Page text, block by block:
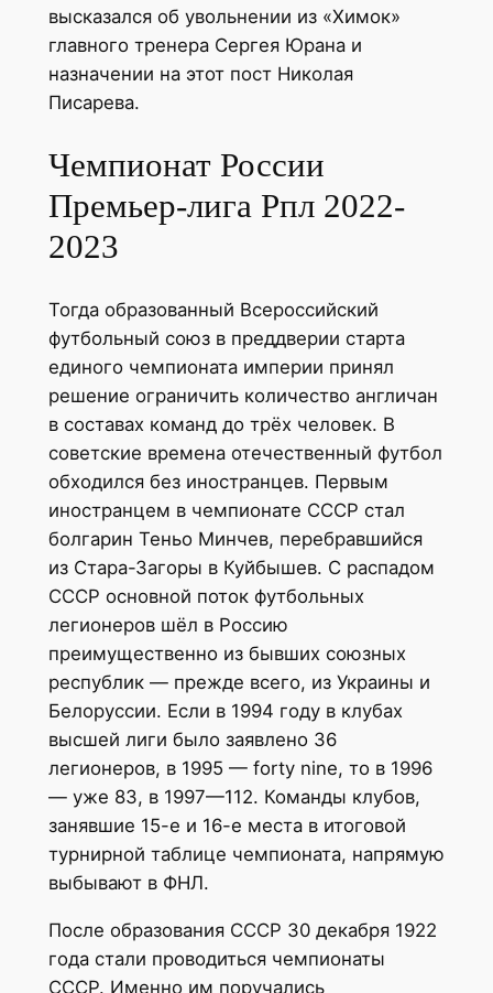
высказался об увольнении из «Химок»
главного тренера Сергея Юрана и
назначении на этот пост Николая
Писарева.
Чемпионат России
Премьер-лига Рпл 2022-
2023
Тогда образованный Всероссийский
футбольный союз в преддверии старта
единого чемпионата империи принял
решение ограничить количество англичан
в составах команд до трёх человек. В
советские времена отечественный футбол
обходился без иностранцев. Первым
иностранцем в чемпионате СССР стал
болгарин Теньо Минчев, перебравшийся
из Стара-Загоры в Куйбышев. С распадом
СССР основной поток футбольных
легионеров шёл в Россию
преимущественно из бывших союзных
республик — прежде всего, из Украины и
Белоруссии. Если в 1994 году в клубах
высшей лиги было заявлено 36
легионеров, в 1995 — forty nine, то в 1996
— уже 83, в 1997—112. Команды клубов,
занявшие 15-е и 16-е места в итоговой
турнирной таблице чемпионата, напрямую
выбывают в ФНЛ.
После образования СССР 30 декабря 1922
года стали проводиться чемпионаты
СССР. Именно им поручались